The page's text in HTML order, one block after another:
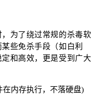
为了绕过常规的杀毒软
些免杀手段（如白利
和高效，更是受到广大
在内存执行，不落硬盘)